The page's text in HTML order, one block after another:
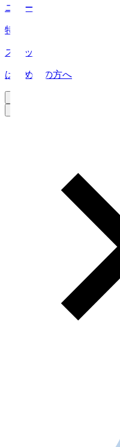
ニュース
特集
スタッツ
はじめての方へ